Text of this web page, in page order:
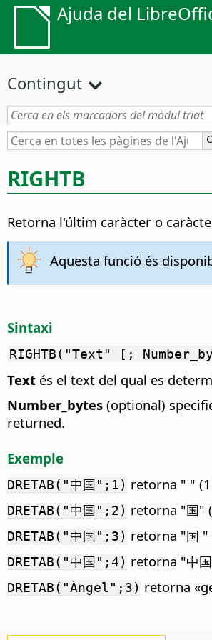
Ajuda del
Contingut
RIGHTB
Retorna l'últim caràcter o
Aquesta funció és
Sintaxi
RIGHTB("Text" [;
Text és el text del qual es
Number_bytes (optional)
returned.
Exemple
DRETAB("中国";1) retorna " "
DRETAB("中国";2) retorna "国"
DRETAB("中国";3) retorna "国 "
DRETAB("中国";4) retorna "中
DRETAB("Àngel";3) retorna